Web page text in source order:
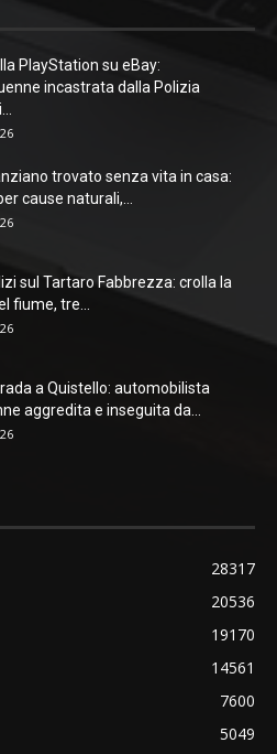
PlayStation su eBay:
incastrata dalla Polizia
trovato senza vita in casa:
cause naturali,...
sul Tartaro Fabbrezza: crolla la
fiume, tre...
a Quistello: automobilista
aggredita e inseguita da...
28317
20536
19170
14561
7600
5049